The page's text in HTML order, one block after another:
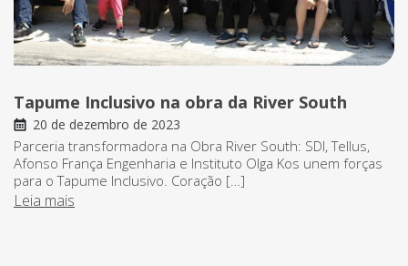
Tapume Inclusivo na obra da River South
20 de dezembro de 2023
Parceria transformadora na Obra River South: SDI, Tellus,
Afonso França Engenharia e Instituto Olga Kos unem forças
para o Tapume Inclusivo. Coração […]
Leia mais